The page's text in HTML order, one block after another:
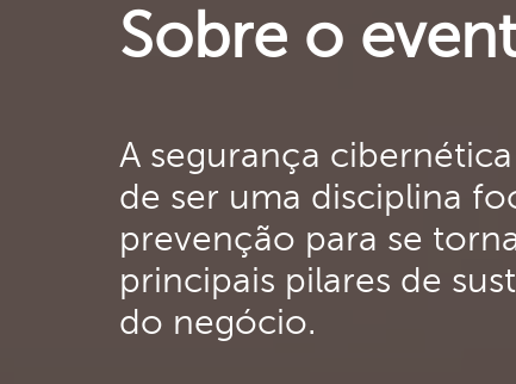
Sobre o
A segurança
de ser uma disciplina
prevenção para se
principais pilares de
do negócio.